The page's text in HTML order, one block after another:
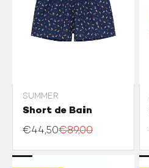
APERÇU RAPIDE
L
AJOUTER AU PANIER
SUMMER
Short de Bain
€44,50€89,00